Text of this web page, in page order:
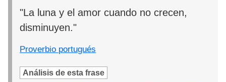
"La luna y el amor cuando no crecen,
disminuyen."
Proverbio portugués
Análisis de esta frase